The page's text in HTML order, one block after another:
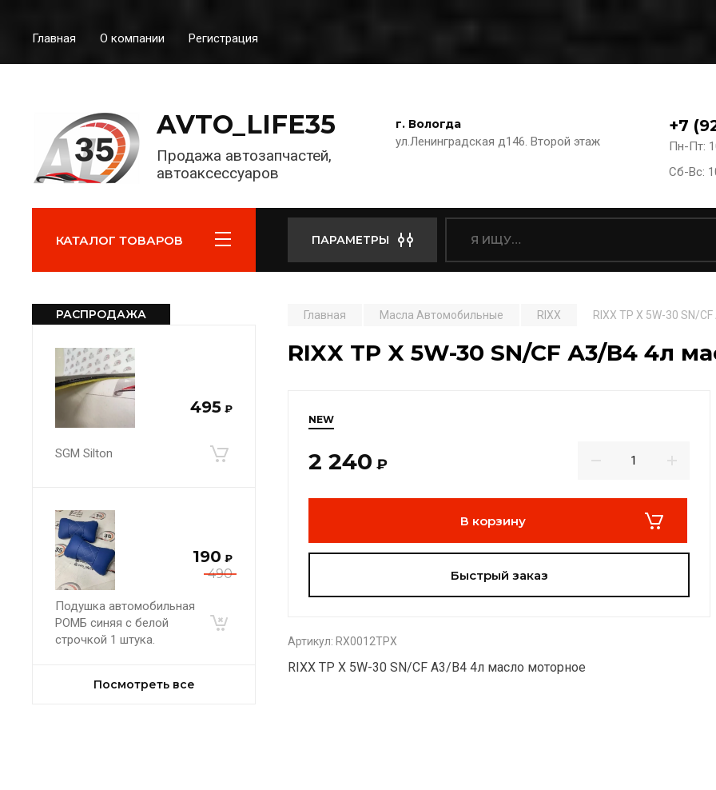
Главная О компании Регистрация
AVTO_LIFE35
Продажа автозапчастей,
автоаксессуаров
г. Вологда
ул.Ленинградская д146. Второй этаж
+7
Пн-Пт:
Сб-Вс:
КАТАЛОГ ТОВАРОВ ПАРАМЕТРЫ
РАСПРОДАЖА
495 ₽
SGM Silton
490
190 ₽
Подушка автомобильная
РОМБ синяя с белой
строчкой 1 штука.
Посмотреть все
Главная Масла Автомобильные RIXX RIXX TP X 5W-30 SN/
RIXX TP X 5W-30 SN/CF А3/В4 4л
NEW
2 240 ₽
В корзину
Быстрый заказ
Артикул: RX0012TPX
RIXX TP X 5W-30 SN/CF А3/В4 4л масло моторное